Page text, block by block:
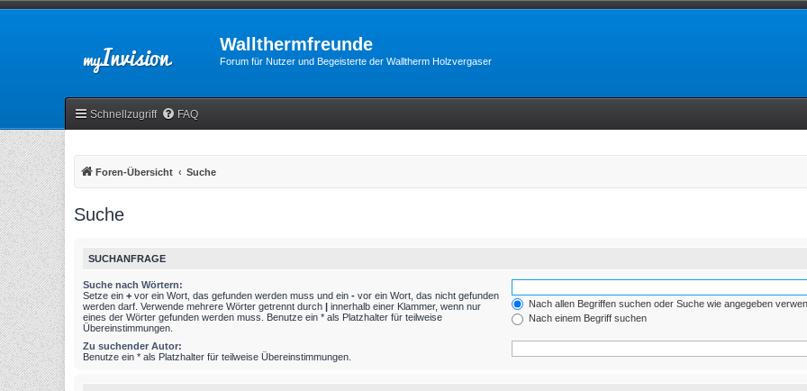
Wallthermfreunde
Forum für Nutzer und Begeisterte der Walltherm Holzvergaser
Schnellzugriff FAQ
Foren-Übersicht Suche
Suche
SUCHANFRAGE
Suche nach Wörtern:
Setze ein + vor ein Wort, das gefunden werden muss und ein - vor ein Wort, das nicht gefunden
werden darf. Verwende mehrere Wörter getrennt durch | innerhalb einer Klammer, wenn nur
eines der Wörter gefunden werden muss. Benutze ein * als Platzhalter für teilweise
Übereinstimmungen.
Nach allen Begriffen suchen oder Suche wie angegeben
Nach einem Begriff suchen
Zu suchender Autor:
Benutze ein * als Platzhalter für teilweise Übereinstimmungen.